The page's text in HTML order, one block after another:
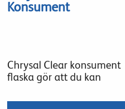
Konsument
Chrysal Clear konsument
flaska gör att du kan